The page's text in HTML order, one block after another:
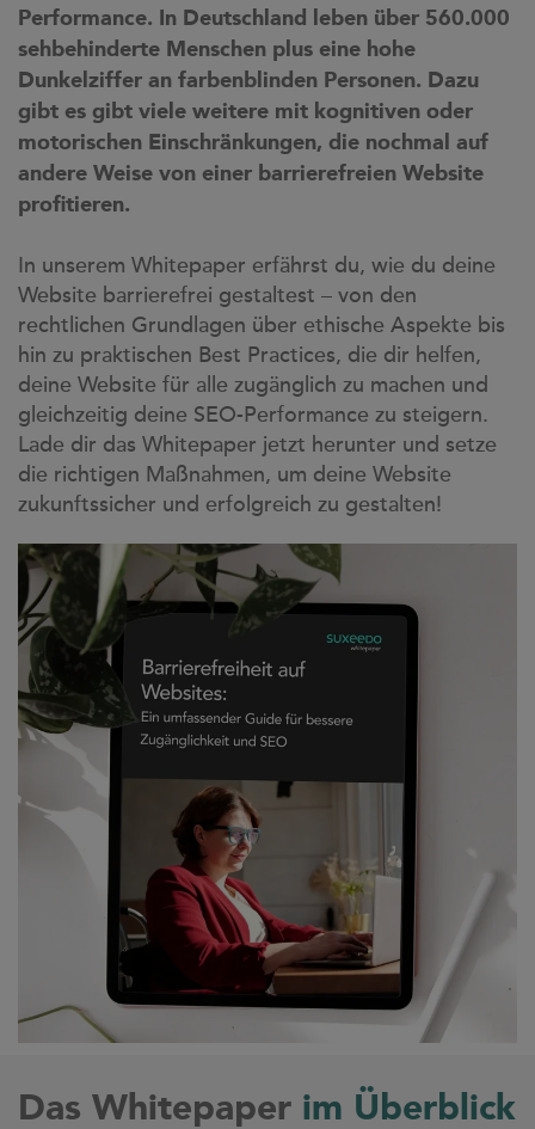
Performance. In Deutschland leben über 560.000
sehbehinderte Menschen plus eine hohe
Dunkelziffer an farbenblinden Personen. Dazu
gibt es gibt viele weitere mit kognitiven oder
motorischen Einschränkungen, die nochmal auf
andere Weise von einer barrierefreien Website
profitieren.
In unserem Whitepaper erfährst du, wie du deine
Website barrierefrei gestaltest – von den
rechtlichen Grundlagen über ethische Aspekte bis
hin zu praktischen Best Practices, die dir helfen,
deine Website für alle zugänglich zu machen und
gleichzeitig deine SEO-Performance zu steigern.
Lade dir das Whitepaper jetzt herunter und setze
die richtigen Maßnahmen, um deine Website
zukunftssicher und erfolgreich zu gestalten!
Das Whitepaper im Überblick